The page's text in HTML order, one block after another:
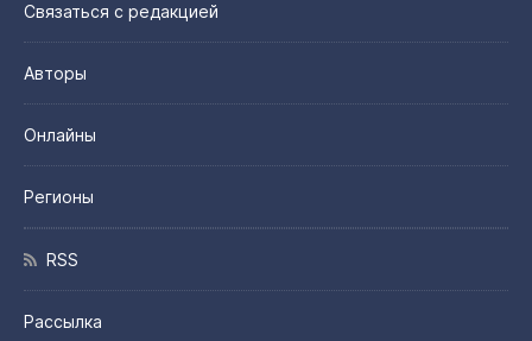
Связаться с редакцией
Авторы
Онлайны
Регионы
RSS
Рассылка